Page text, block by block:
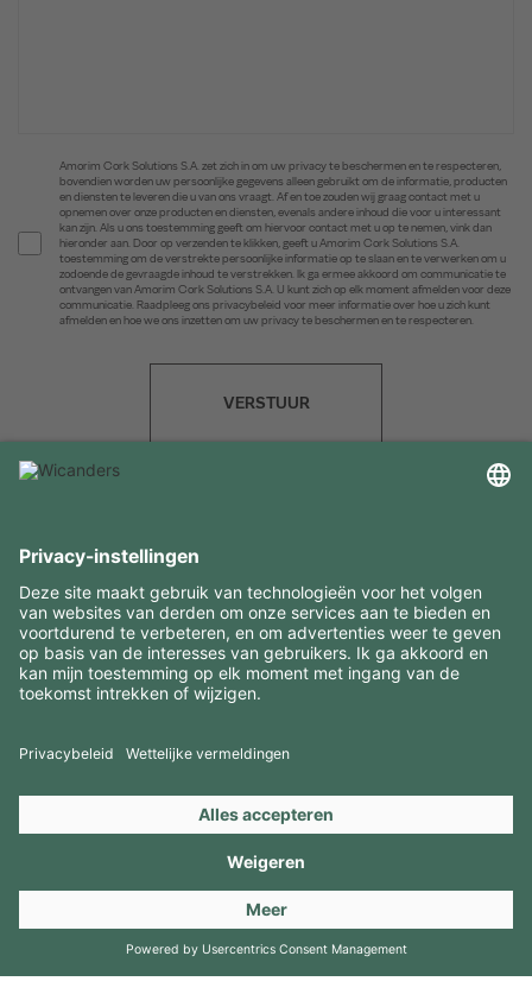
Amorim Cork Solutions S.A. zet zich in om uw privacy te beschermen en te respecteren,
bovendien worden uw persoonlijke gegevens alleen gebruikt om de informatie, producten
en diensten te leveren die u van ons vraagt. Af en toe zouden wij graag contact met u
opnemen over onze producten en diensten, evenals andere inhoud die voor u interessant
kan zijn. Als u ons toestemming geeft om hiervoor contact met u op te nemen, vink dan
hieronder aan. Door op verzenden te klikken, geeft u Amorim Cork Solutions S.A.
toestemming om de verstrekte persoonlijke informatie op te slaan en te verwerken om u
zodoende de gevraagde inhoud te verstrekken. Ik ga ermee akkoord om communicatie te
ontvangen van Amorim Cork Solutions S.A. U kunt zich op elk moment afmelden voor deze
communicatie. Raadpleeg ons privacybeleid voor meer informatie over hoe u zich kunt
afmelden en hoe we ons inzetten om uw privacy te beschermen en te respecteren.
VERSTUUR
INTERESSANTE INFORMATIE
MIDDELEN
CONTACTEN
Copyright 2026 © Amorim Cork Solutions. All rights reserved.
byWebcomum